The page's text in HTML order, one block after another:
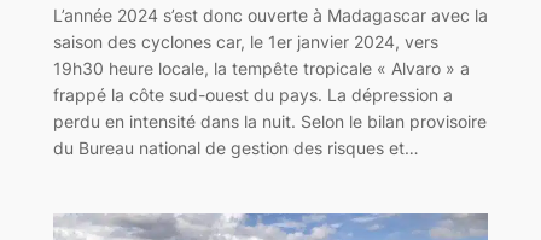
L’année 2024 s’est donc ouverte à Madagascar avec la
saison des cyclones car, le 1er janvier 2024, vers
19h30 heure locale, la tempête tropicale « Alvaro » a
frappé la côte sud-ouest du pays. La dépression a
perdu en intensité dans la nuit. Selon le bilan provisoire
du Bureau national de gestion des risques et…